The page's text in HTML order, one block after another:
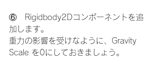
⑥　Rigidbody2Dコンポーネントを追
加します。
重力の影響を受けなように、Gravity
Scale を0にしておきましょう。